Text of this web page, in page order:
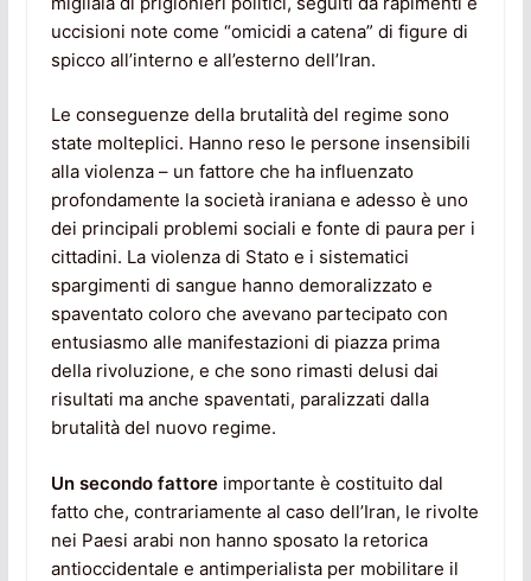
uccisioni note come “omicidi a catena” di figure di
spicco all’interno e all’esterno dell’Iran.
Le conseguenze della brutalità del regime sono
state molteplici. Hanno reso le persone insensibili
alla violenza – un fattore che ha influenzato
profondamente la società iraniana e adesso è uno
dei principali problemi sociali e fonte di paura per i
cittadini. La violenza di Stato e i sistematici
spargimenti di sangue hanno demoralizzato e
spaventato coloro che avevano partecipato con
entusiasmo alle manifestazioni di piazza prima
della rivoluzione, e che sono rimasti delusi dai
risultati ma anche spaventati, paralizzati dalla
brutalità del nuovo regime.
Un secondo fattoreimportante è costituito dal
fatto che, contrariamente al caso dell’Iran, le rivolte
nei Paesi arabi non hanno sposato la retorica
antioccidentale e antimperialista per mobilitare il